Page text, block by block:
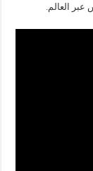
العالم.